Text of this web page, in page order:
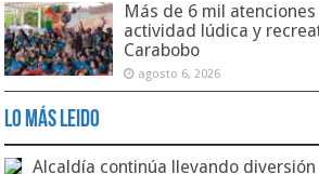
Más de 6 mil
actividad lúdica y
Carabobo
agosto 6, 2026
Lo Más Leido
Alcaldía continúa llevando diversión